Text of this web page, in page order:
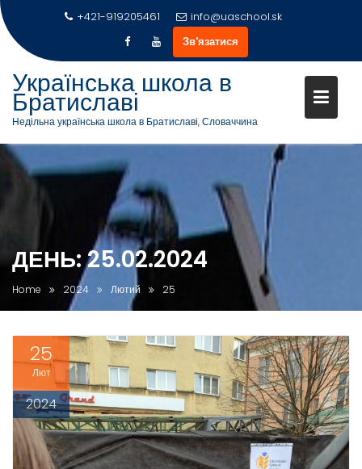
Skip
+421-919205461
info@uaschool.sk
Зв'язатися
Українська школа в
Братиславі
Недільна українська школа в Братиславі, Словаччина
ДЕНЬ:25.02.2024
Home 2024 Лютий 25
25
Лют
2024